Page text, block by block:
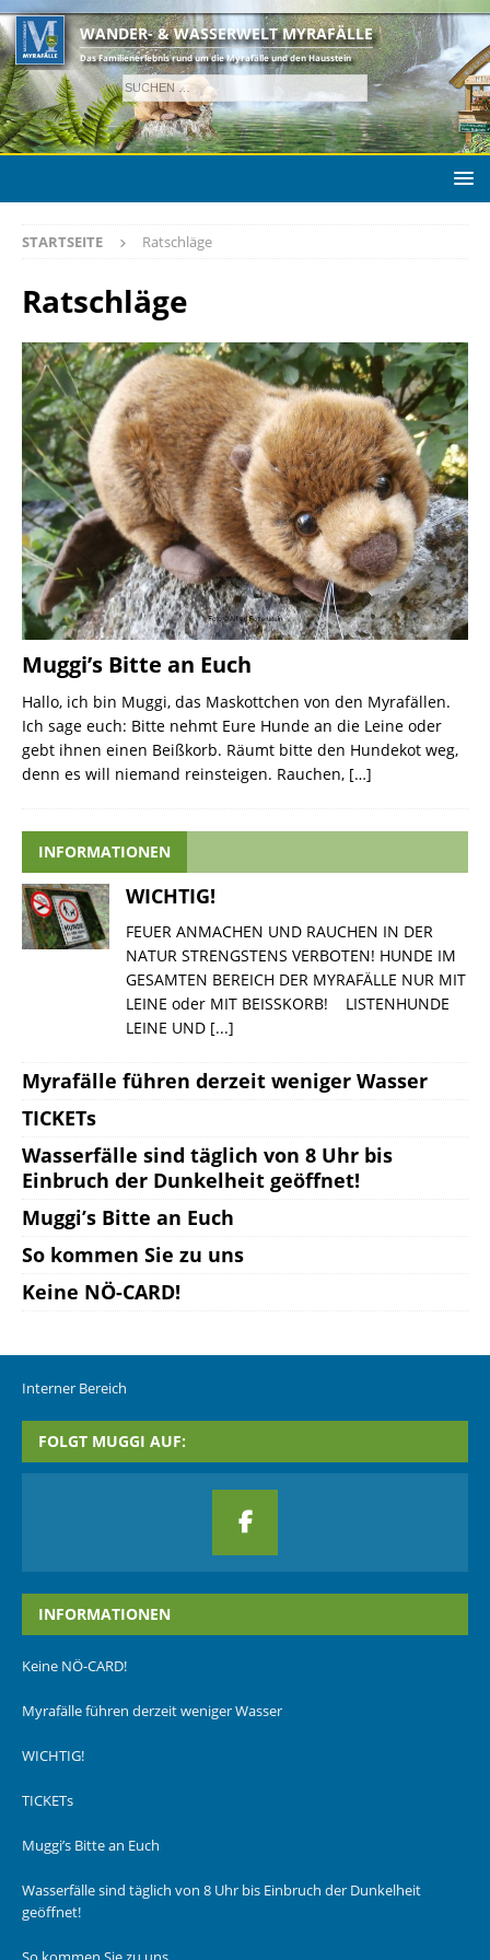
WANDER- & WASSERWELT MYRAFÄLLE
Das Familienerlebnis rund um die Myrafälle und den Hausstein
STARTSEITE Ratschläge
Ratschläge
Muggi’s Bitte an Euch
Hallo, ich bin Muggi, das Maskottchen von den Myrafällen.
Ich sage euch: Bitte nehmt Eure Hunde an die Leine oder
gebt ihnen einen Beißkorb. Räumt bitte den Hundekot weg,
denn es will niemand reinsteigen. Rauchen, […]
INFORMATIONEN
WICHTIG!
FEUER ANMACHEN UND RAUCHEN IN DER
NATUR STRENGSTENS VERBOTEN! HUNDE IM
GESAMTEN BEREICH DER MYRAFÄLLE NUR MIT
LEINE oder MIT BEISSKORB! LISTENHUNDE
LEINE UND [...]
Myrafälle führen derzeit weniger Wasser
TICKETs
Wasserfälle sind täglich von 8 Uhr bis
Einbruch der Dunkelheit geöffnet!
Muggi’s Bitte an Euch
So kommen Sie zu uns
Keine NÖ-CARD!
Interner Bereich
FOLGT MUGGI AUF:
INFORMATIONEN
Keine NÖ-CARD!
Myrafälle führen derzeit weniger Wasser
WICHTIG!
TICKETs
Muggi’s Bitte an Euch
Wasserfälle sind täglich von 8 Uhr bis Einbruch der Dunkelheit
geöffnet!